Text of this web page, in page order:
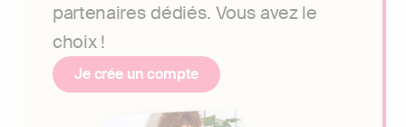
partenaires dédiés. Vous avez le
choix !
Je crée un compte